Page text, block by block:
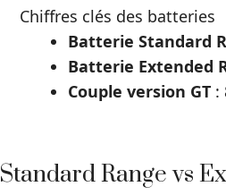
Chiffres clés des batteries
Batterie Standard
Batterie Extended
Couple version GT:
Standard Range vs